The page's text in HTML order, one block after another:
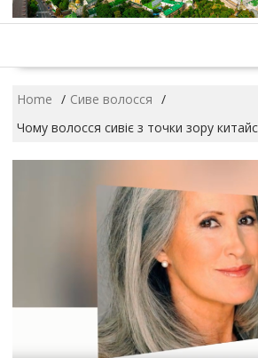
t
Home
Сиве волосся
Чому волосся сивіє з точки зору